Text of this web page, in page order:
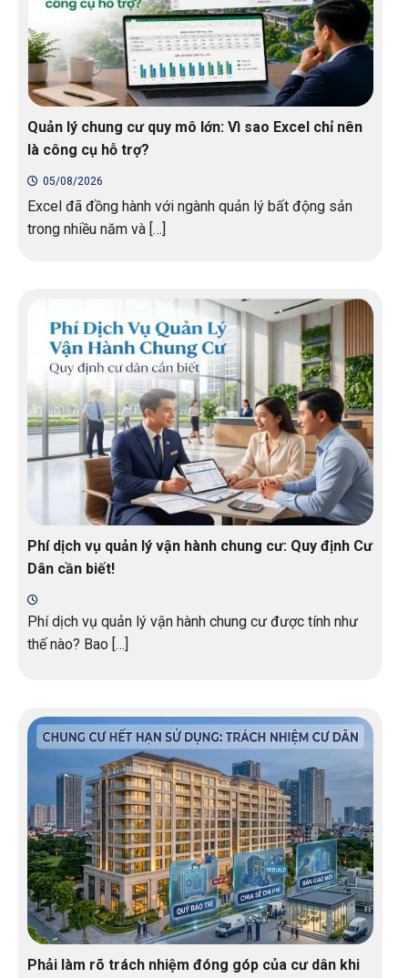
Quản lý chung cư quy mô lớn: Vì sao Excel chỉ nên
là công cụ hỗ trợ?
05/08/2026
Excel đã đồng hành với ngành quản lý bất động sản
trong nhiều năm và […]
Phí dịch vụ quản lý vận hành chung cư: Quy định Cư
Dân cần biết!
Phí dịch vụ quản lý vận hành chung cư được tính như
thế nào? Bao […]
Phải làm rõ trách nhiệm đóng góp của cư dân khi